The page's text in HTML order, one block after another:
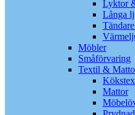
Lyktor
Långa
Möbler
Småförvaring
Textil &
Mattor